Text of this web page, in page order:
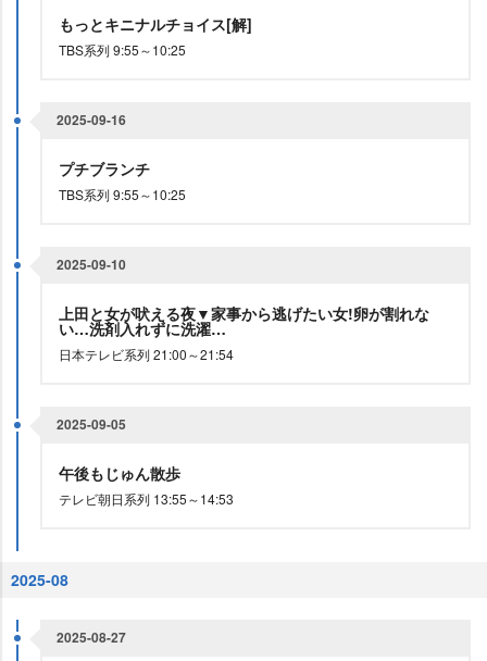
もっとキニナルチョイス[解]
TBS系列 9:55～10:25
2025-09-16
プチブランチ
TBS系列 9:55～10:25
2025-09-10
上田と女が吠える夜▼家事から逃げたい女!卵が割れな
い…洗剤入れずに洗濯…
日本テレビ系列 21:00～21:54
2025-09-05
午後もじゅん散歩
テレビ朝日系列 13:55～14:53
2025-08
2025-08-27